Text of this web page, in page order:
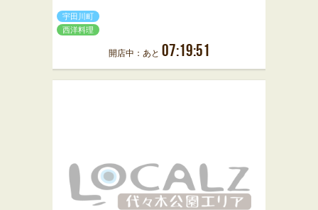
宇田川町
西洋料理
開店中：あと 07:19:51